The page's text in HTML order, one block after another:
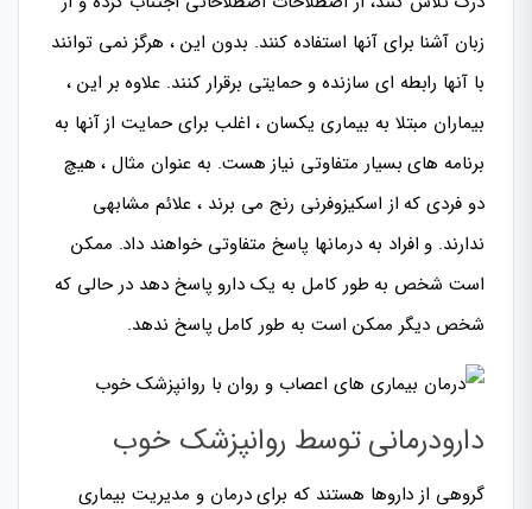
زبان آشنا برای آنها استفاده کنند. بدون این ، هرگز نمی توانند
با آنها رابطه ای سازنده و حمایتی برقرار کنند. علاوه بر این ،
بیماران مبتلا به بیماری یکسان ، اغلب برای حمایت از آنها به
برنامه های بسیار متفاوتی نیاز هست. به عنوان مثال ، هیچ
دو فردی که از اسکیزوفرنی رنج می برند ، علائم مشابهی
ندارند. و افراد به درمانها پاسخ متفاوتی خواهند داد. ممکن
است شخص به طور کامل به یک دارو پاسخ دهد در حالی که
شخص دیگر ممکن است به طور کامل پاسخ ندهد.
دارودرمانی توسط روانپزشک خوب
گروهی از داروها هستند که برای درمان و مدیریت بیماری